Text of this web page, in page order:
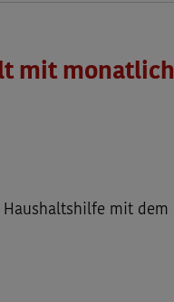
mit monatlich
Haushaltshilfe mit dem